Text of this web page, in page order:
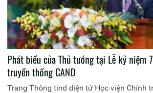
Phát biểu của Thủ tướng tại Lễ kỷ niệm
truyền thống CAND
Trang Thông tind diện tử Học viện Chính